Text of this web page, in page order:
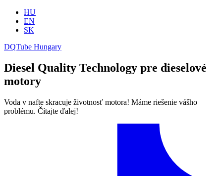
HU
EN
SK
DQTube Hungary
Diesel Quality Technology pre dieselové
motory
Voda v nafte skracuje životnosť motora! Máme riešenie vášho
problému. Čítajte ďalej!